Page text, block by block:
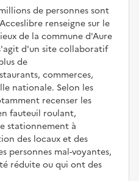
de personnes sont
renseigne sur le
de la commune d'Aure
d'un site collaboratif
de
commerces,
nationale. Selon les
recenser les
fauteuil roulant,
stationnement à
des locaux et des
personnes mal-voyantes,
réduite ou qui ont des